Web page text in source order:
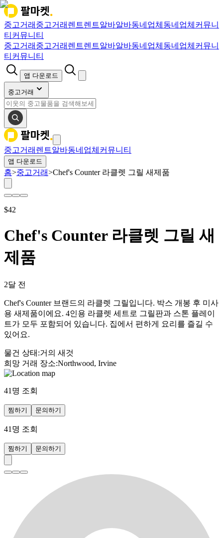
중고거래 중고거래 렌트렌트알바알바동네업체 동네업체 커뮤니
티 커뮤니티
중고거래 중고거래 렌트렌트알바알바동네업체 동네업체 커뮤니
티 커뮤니티
앱 다운로드
중고거래
중고거래 렌트알바동네업체 커뮤니티
앱 다운로드
홈>중고거래>Chef's Counter 라클렛 그릴 새제품
$42
Chef's Counter 라클렛 그릴 새
제품
2달 전
Chef's Counter 브랜드의 라클렛 그릴입니다. 박스 개봉 후 미사
용 새제품이에요. 4인용 라클렛 세트로 그릴판과 스톤 플레이
트가 모두 포함되어 있습니다. 집에서 편하게 요리를 즐길 수
있어요.
물건 상태 :거의 새것
희망 거래 장소:Northwood, Irvine
41 명 조회
찜하기 문의하기
41 명 조회
찜하기 문의하기